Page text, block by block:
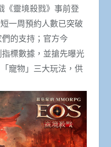
《靈境殺戮》事前登
一周預約人數已突破
的支持；官方今
指標數據，並搶先曝光
寵物」三大玩法，供